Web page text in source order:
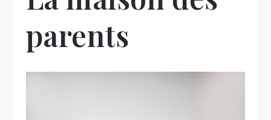
parents